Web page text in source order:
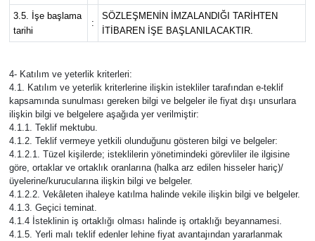
3.5. İşe başlama
tarihi
:
SÖZLEŞMENİN İMZALANDIĞI TARİHTEN
İTİBAREN İŞE BAŞLANILACAKTIR.
4- Katılım ve yeterlik kriterleri:
4.1. Katılım ve yeterlik kriterlerine ilişkin istekliler tarafından e-teklif
kapsamında sunulması gereken bilgi ve belgeler ile fiyat dışı unsurlara
ilişkin bilgi ve belgelere aşağıda yer verilmiştir:
4.1.1. Teklif mektubu.
4.1.2. Teklif vermeye yetkili olunduğunu gösteren bilgi ve belgeler:
4.1.2.1. Tüzel kişilerde; isteklilerin yönetimindeki görevliler ile ilgisine
göre, ortaklar ve ortaklık oranlarına (halka arz edilen hisseler hariç)/
üyelerine/kurucularına ilişkin bilgi ve belgeler.
4.1.2.2. Vekâleten ihaleye katılma halinde vekile ilişkin bilgi ve belgeler.
4.1.3. Geçici teminat.
4.1.4 İsteklinin iş ortaklığı olması halinde iş ortaklığı beyannamesi.
4.1.5. Yerli malı teklif edenler lehine fiyat avantajından yararlanmak